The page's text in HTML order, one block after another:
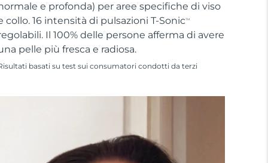
e profonda) per aree specifiche di viso
collo. 16 intensità di pulsazioni T-SonicTM
Il 100% delle persone afferma di avere
pelle più fresca e radiosa.
basati su test sui consumatori condotti da terzi